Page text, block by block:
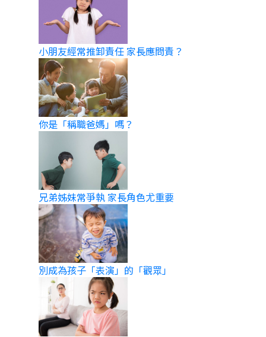
小朋友經常推卸責任 家長應問責？
你是「稱職爸媽」嗎？
兄弟姊妹常爭執 家長角色尤重要
別成為孩子「表演」的「觀眾」